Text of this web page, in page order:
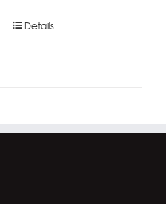
Details